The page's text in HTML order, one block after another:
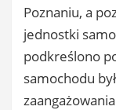
Poznaniu, a
jednostki
podkreślono
samochodu